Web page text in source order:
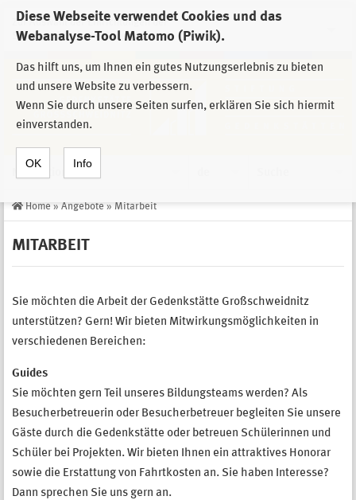
Diese Webseite verwendet Cookies und das
Webanalyse-Tool Matomo (Piwik).
Das hilft uns, um Ihnen ein gutes Nutzungserlebnis zu bieten
und unsere Website zu verbessern.
Wenn Sie durch unsere Seiten surfen, erklären Sie sich hiermit
einverstanden.
OK Info
Zur Auswahl der Einrichtungen der
Stiftung Sächsische Gedenkstätten
Home » Angebote » Mitarbeit
MITARBEIT
Sie möchten die Arbeit der Gedenkstätte Großschweidnitz
unterstützen? Gern! Wir bieten Mitwirkungsmöglichkeiten in
verschiedenen Bereichen:
Guides
Sie möchten gern Teil unseres Bildungsteams werden? Als
Besucherbetreuerin oder Besucherbetreuer begleiten Sie unsere
Gäste durch die Gedenkstätte oder betreuen Schülerinnen und
Schüler bei Projekten. Wir bieten Ihnen ein attraktives Honorar
sowie die Erstattung von Fahrtkosten an. Sie haben Interesse?
Dann sprechen Sie uns gern an.